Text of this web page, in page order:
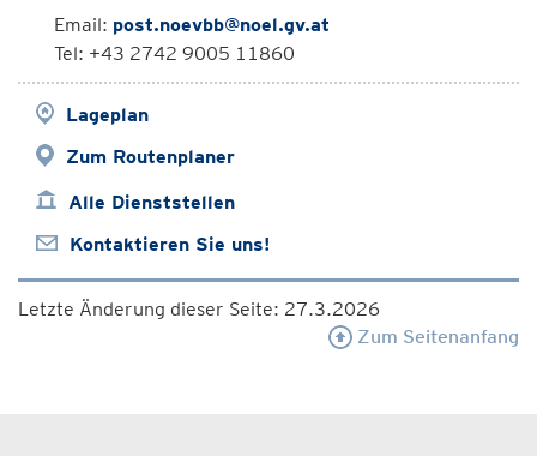
Email: post.noevbb@noel.gv.at
Tel: +43 2742 9005 11860
Lageplan
Zum Routenplaner
Alle Dienststellen
Kontaktieren Sie uns!
Letzte Änderung dieser Seite: 27.3.2026
Zum Seitenanfang